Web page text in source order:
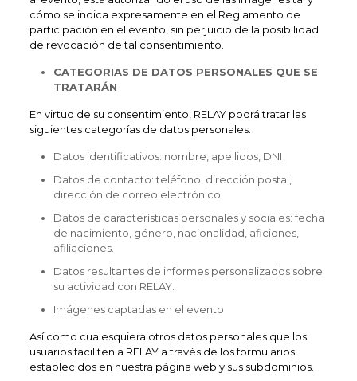
cómo se indica expresamente en el Reglamento de
participación en el evento, sin perjuicio de la posibilidad
de revocación de tal consentimiento.
CATEGORIAS DE DATOS PERSONALES QUE SE
TRATARÁN
En virtud de su consentimiento, RELAY podrá tratar las
siguientes categorías de datos personales:
Datos identificativos: nombre, apellidos, DNI
Datos de contacto: teléfono, dirección postal,
dirección de correo electrónico
Datos de características personales y sociales: fecha
de nacimiento, género, nacionalidad, aficiones,
afiliaciones.
Datos resultantes de informes personalizados sobre
su actividad con RELAY.
Imágenes captadas en el evento
Así como cualesquiera otros datos personales que los
usuarios faciliten a RELAY a través de los formularios
establecidos en nuestra página web y sus subdominios.